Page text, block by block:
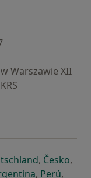
Warszawie XII
karcie
nowej karcie
się w nowej
otwiera się
, Česko,
karcie
w nowej karcie
się w nowej
otwiera się
, Perú,